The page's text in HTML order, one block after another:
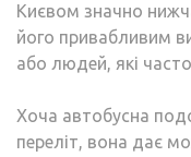
Києвом значно
його привабливим
або людей, які
Хоча автобусна
переліт, вона дає